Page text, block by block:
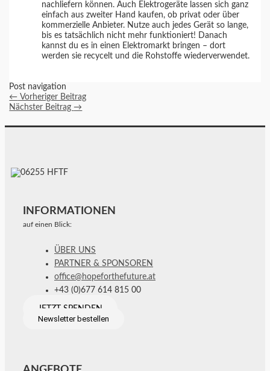
nachliefern können. Auch Elektrogeräte lassen sich ganz
einfach aus zweiter Hand kaufen, ob privat oder über
kommerzielle Anbieter. Nutze auch jedes Gerät so lange,
bis es tatsächlich nicht mehr funktioniert! Danach
kannst du es in einen Elektromarkt bringen – dort
werden sie recycelt und die Rohstoffe wiederverwendet.
Post navigation
← Vorheriger Beitrag
Nächster Beitrag→
INFORMATIONEN
auf einen Blick:
ÜBER UNS
PARTNER & SPONSOREN
office@hopeforthefuture.at
+43 (0)677 614 815 00
JETZT SPENDEN
Newsletter bestellen